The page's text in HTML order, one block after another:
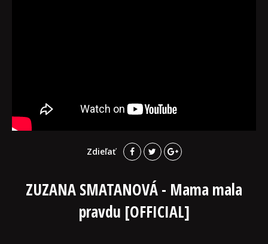
Zdieľať
ZUZANA SMATANOVÁ - Mama mala
pravdu [OFFICIAL]